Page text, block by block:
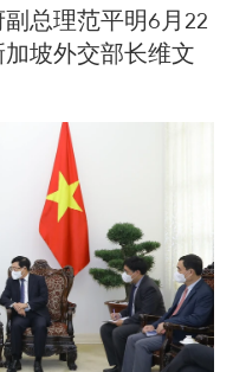
总理范平明6月22
坡外交部长维文